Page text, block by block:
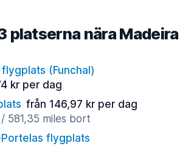
platserna nära Madeira
(Funchal)
kr per dag
från 146,97 kr per dag
581,35 miles bort
flygplats